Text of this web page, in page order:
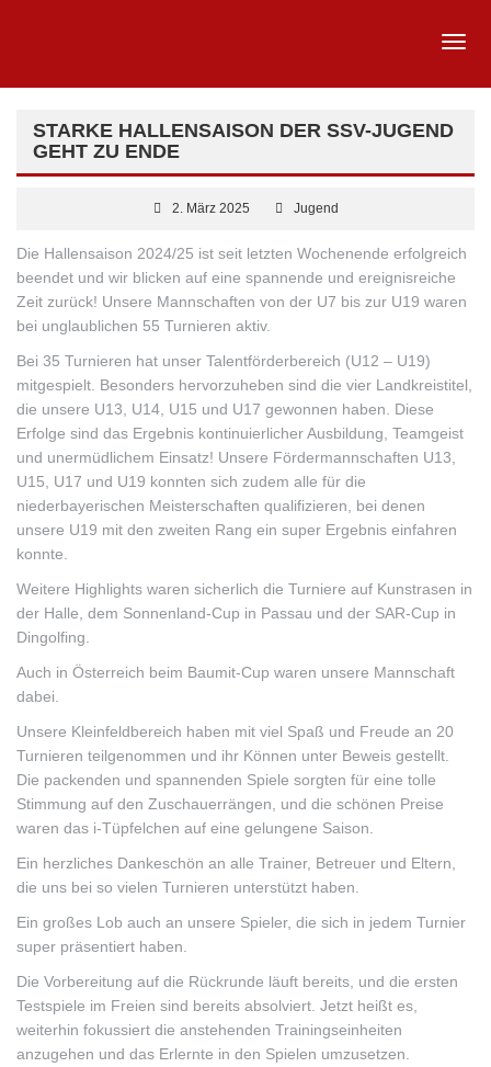
STARKE HALLENSAISON DER SSV-JUGEND
GEHT ZU ENDE
2. März 2025 Jugend
Die Hallensaison 2024/25 ist seit letzten Wochenende erfolgreich
beendet und wir blicken auf eine spannende und ereignisreiche
Zeit zurück! Unsere Mannschaften von der U7 bis zur U19 waren
bei unglaublichen 55 Turnieren aktiv.
Bei 35 Turnieren hat unser Talentförderbereich (U12 – U19)
mitgespielt. Besonders hervorzuheben sind die vier Landkreistitel,
die unsere U13, U14, U15 und U17 gewonnen haben. Diese
Erfolge sind das Ergebnis kontinuierlicher Ausbildung, Teamgeist
und unermüdlichem Einsatz! Unsere Fördermannschaften U13,
U15, U17 und U19 konnten sich zudem alle für die
niederbayerischen Meisterschaften qualifizieren, bei denen
unsere U19 mit den zweiten Rang ein super Ergebnis einfahren
konnte.
Weitere Highlights waren sicherlich die Turniere auf Kunstrasen in
der Halle, dem Sonnenland-Cup in Passau und der SAR-Cup in
Dingolfing.
Auch in Österreich beim Baumit-Cup waren unsere Mannschaft
dabei.
Unsere Kleinfeldbereich haben mit viel Spaß und Freude an 20
Turnieren teilgenommen und ihr Können unter Beweis gestellt.
Die packenden und spannenden Spiele sorgten für eine tolle
Stimmung auf den Zuschauerrängen, und die schönen Preise
waren das i-Tüpfelchen auf eine gelungene Saison.
Ein herzliches Dankeschön an alle Trainer, Betreuer und Eltern,
die uns bei so vielen Turnieren unterstützt haben.
Ein großes Lob auch an unsere Spieler, die sich in jedem Turnier
super präsentiert haben.
Die Vorbereitung auf die Rückrunde läuft bereits, und die ersten
Testspiele im Freien sind bereits absolviert. Jetzt heißt es,
weiterhin fokussiert die anstehenden Trainingseinheiten
anzugehen und das Erlernte in den Spielen umzusetzen.